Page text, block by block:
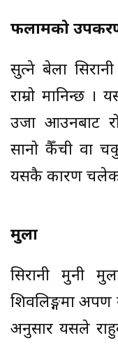
फलामको
सुत्ने बेला
राम्रो मानिन्छ
उर्जा आउनबाट
सानो कैँची वा
यसकै कारण
मुला
सिरानी मुनी
शिवलिङ्गमा
अनुसार यसले